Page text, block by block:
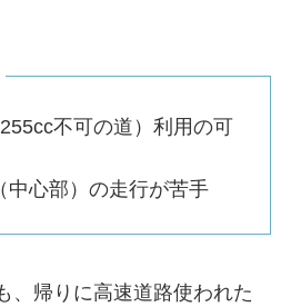
不可の道）利用の可
中心部）の走行が苦手
、帰りに高速道路使われた